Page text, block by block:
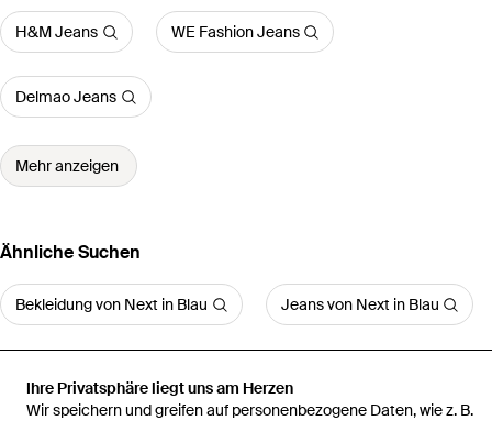
Ihre Privatsphäre liegt uns am Herzen
Wir speichern und greifen auf personenbezogene Daten, wie z. B.
H&M Jeans WE Fashion Jeans
Delmao Jeans
Mehr anzeigen
Ähnliche Suchen
Bekleidung von Next in Blau Jeans von Next in Blau